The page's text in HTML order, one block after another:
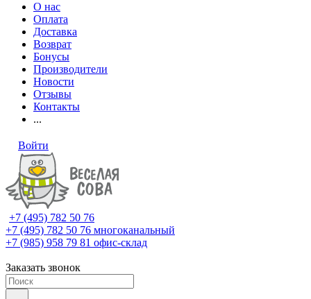
О нас
Оплата
Доставка
Возврат
Бонусы
Производители
Новости
Отзывы
Контакты
...
Войти
+7 (495) 782 50 76
+7 (495) 782 50 76 многоканальный
+7 (985) 958 79 81 офис-склад
Заказать звонок